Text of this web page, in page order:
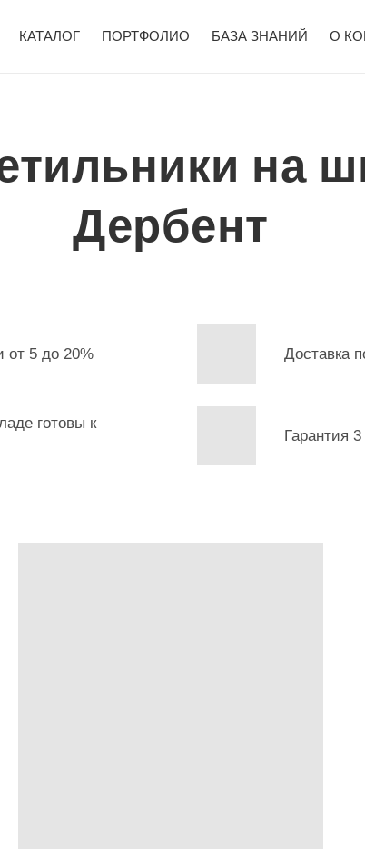
КАТАЛОГ ПОРТФОЛИО БАЗА ЗНАНИЙ О
на
Дербент
от 5 до 20%
готовы к
Доставка
Гарантия